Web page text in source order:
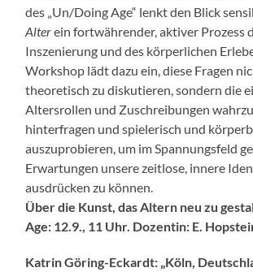
des „Un/Doing Age“ lenkt den Blick
Alterein fortwährender, aktiver Prozess
Inszenierung und des körperlichen
Workshop lädt dazu ein, diese Fragen
theoretisch zu diskutieren, sondern die
Altersrollen und Zuschreibungen
hinterfragen und spielerisch und
auszuprobieren, um im Spannungsfeld
Erwartungen unsere zeitlose, innere
ausdrücken zu können.
Über die Kunst, das Altern neu zu
Age: 12.9., 11 Uhr. Dozentin: E.
Katrin Göring-Eckardt: „Köln,